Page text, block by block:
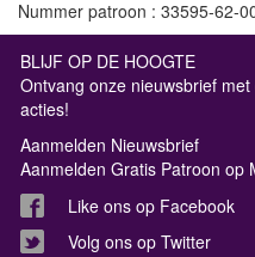
Nummer patroon : 33595-62-
BLIJF OP DE HOOGTE
Ontvang onze nieuwsbrief
acties!
Aanmelden Nieuwsbrief
Aanmelden Gratis Patroon op
Like ons op Facebook
Volg ons op Twitter